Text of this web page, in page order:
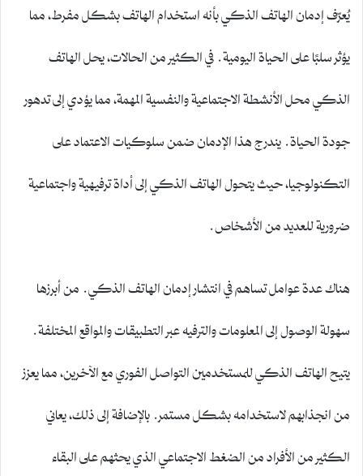
يُعرّف إدمان الهاتف الذكي بأنه استخدام الهاتف بشكل مفرط، مما
يؤثر سلبًا على الحياة اليومية. في الكثير من الحالات، يحل الهاتف
الذكي محل الأنشطة الاجتماعية والنفسية المهمة، مما يؤدي إلى تدهور
جودة الحياة. يندرج هذا الإدمان ضمن سلوكيات الاعتماد على
التكنولوجيا، حيث يتحول الهاتف الذكي إلى أداة ترفيهية واجتماعية
ضرورية للعديد من الأشخاص.
هناك عدة عوامل تساهم في انتشار إدمان الهاتف الذكي. من أبرزها
سهولة الوصول إلى المعلومات والترفيه عبر التطبيقات والمواقع المختلفة.
يتيح الهاتف الذكي للمستخدمين التواصل الفوري مع الآخرين، مما يعزز
من انجذابهم لاستخدامه بشكل مستمر. بالإضافة إلى ذلك، يعاني
الكثير من الأفراد من الضغط الاجتماعي الذي يحثهم على البقاء